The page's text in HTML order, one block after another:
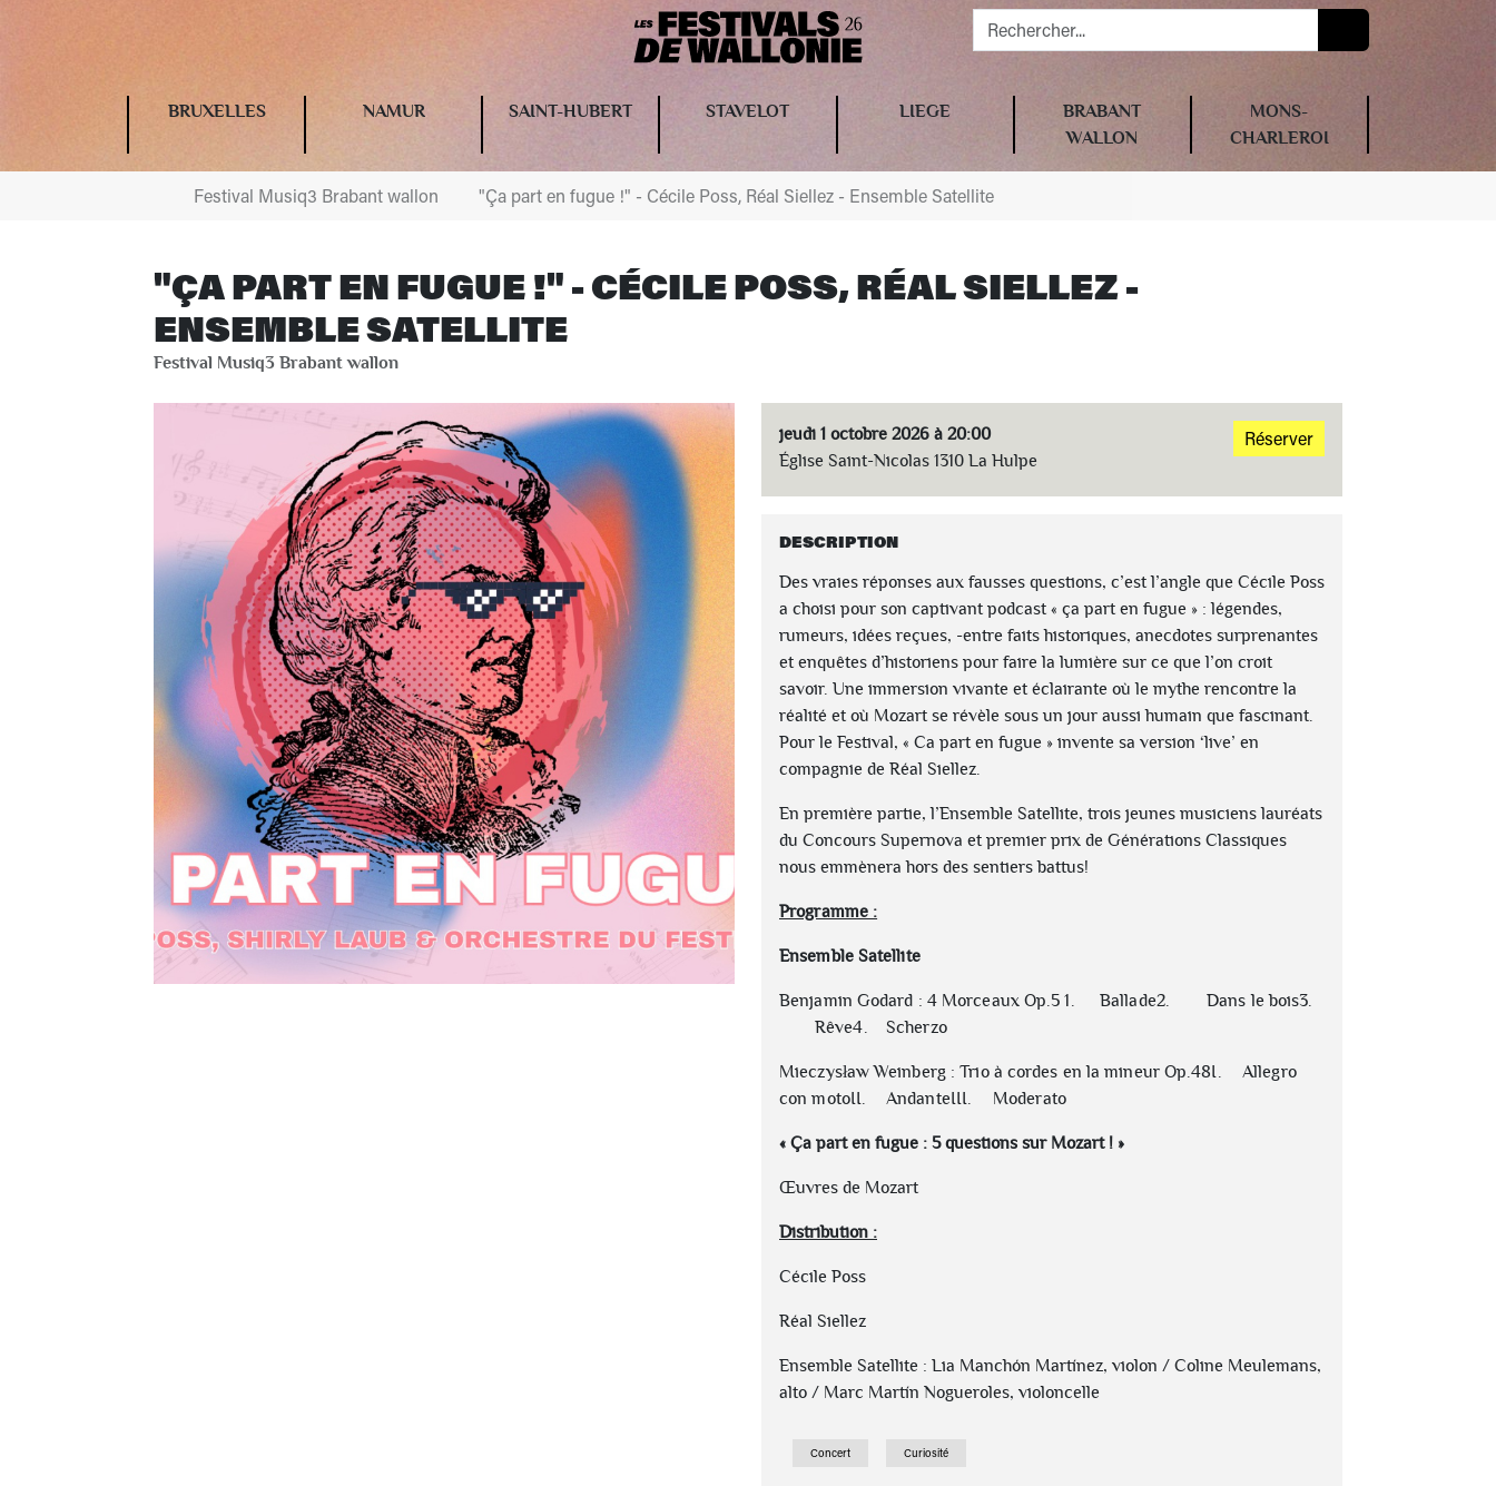
BRUXELLES NAMUR SAINT-HUBERT STAVELOT LIEGE
BRABANT
WALLON
MONS-
CHARLEROI
Festival Musiq3 Brabant wallon "Ça part en fugue !" - Cécile Poss, Réal Siellez - Ensemble Satellite
"ÇA PART EN FUGUE !" - CÉCILE POSS, RÉAL SIELLEZ -
ENSEMBLE SATELLITE
Festival Musiq3 Brabant wallon
jeudi 1 octobre 2026 à 20:00
Église Saint-Nicolas 1310 La Hulpe
Réserver
DESCRIPTION
Des vraies réponses aux fausses questions, c’est l’angle que Cécile Poss
a choisi pour son captivant podcast « ça part en fugue » : légendes,
rumeurs, idées reçues, -entre faits historiques, anecdotes surprenantes
et enquêtes d’historiens pour faire la lumière sur ce que l’on croit
savoir. Une immersion vivante et éclairante où le mythe rencontre la
réalité et où Mozart se révèle sous un jour aussi humain que fascinant.
Pour le Festival, « Ca part en fugue » invente sa version ‘live’ en
compagnie de Réal Siellez.
En première partie, l’Ensemble Satellite, trois jeunes musiciens lauréats
du Concours Supernova et premier prix de Générations Classiques
nous emmènera hors des sentiers battus!
Programme :
Ensemble Satellite
Benjamin Godard : 4 Morceaux Op.5 1. Ballade2.
Dans le bois3.
Rêve4.
Scherzo
Mieczysław Weinberg : Trio à cordes en la mineur Op.48I.
Allegro
con motoII.
AndanteIII. Moderato
« Ça part en fugue : 5 questions sur Mozart ! »
Œuvres de Mozart
Distribution :
Cécile Poss
Réal Siellez
Ensemble Satellite : Lia Manchón Martínez, violon / Coline Meulemans,
alto / Marc Martín Nogueroles, violoncelle
Concert Curiosité